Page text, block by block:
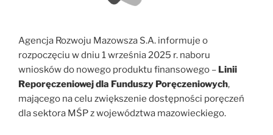
Agencja Rozwoju Mazowsza S.A. informuje o
rozpoczęciu w dniu 1 września 2025 r. naboru
wniosków do nowego produktu finansowego – Linii
Reporęczeniowej dla Funduszy Poręczeniowych,
mającego na celu zwiększenie dostępności poręczeń
dla sektora MŚP z województwa mazowieckiego.